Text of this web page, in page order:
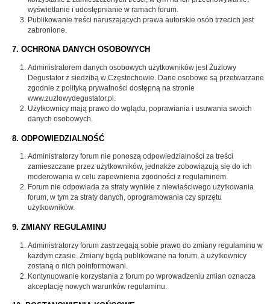
wyświetlanie i udostępnianie w ramach forum.
Publikowanie treści naruszających prawa autorskie osób trzecich jest
zabronione.
7. OCHRONA DANYCH OSOBOWYCH
Administratorem danych osobowych użytkowników jest Żużlowy
Degustator z siedzibą w Częstochowie. Dane osobowe są przetwarzane
zgodnie z polityką prywatności dostępną na stronie
www.zuzlowydegustator.pl.
Użytkownicy mają prawo do wglądu, poprawiania i usuwania swoich
danych osobowych.
8. ODPOWIEDZIALNOŚĆ
Administratorzy forum nie ponoszą odpowiedzialności za treści
zamieszczane przez użytkowników, jednakże zobowiązują się do ich
moderowania w celu zapewnienia zgodności z regulaminem.
Forum nie odpowiada za straty wynikłe z niewłaściwego użytkowania
forum, w tym za straty danych, oprogramowania czy sprzętu
użytkowników.
9. ZMIANY REGULAMINU
Administratorzy forum zastrzegają sobie prawo do zmiany regulaminu w
każdym czasie. Zmiany będą publikowane na forum, a użytkownicy
zostaną o nich poinformowani.
Kontynuowanie korzystania z forum po wprowadzeniu zmian oznacza
akceptację nowych warunków regulaminu.